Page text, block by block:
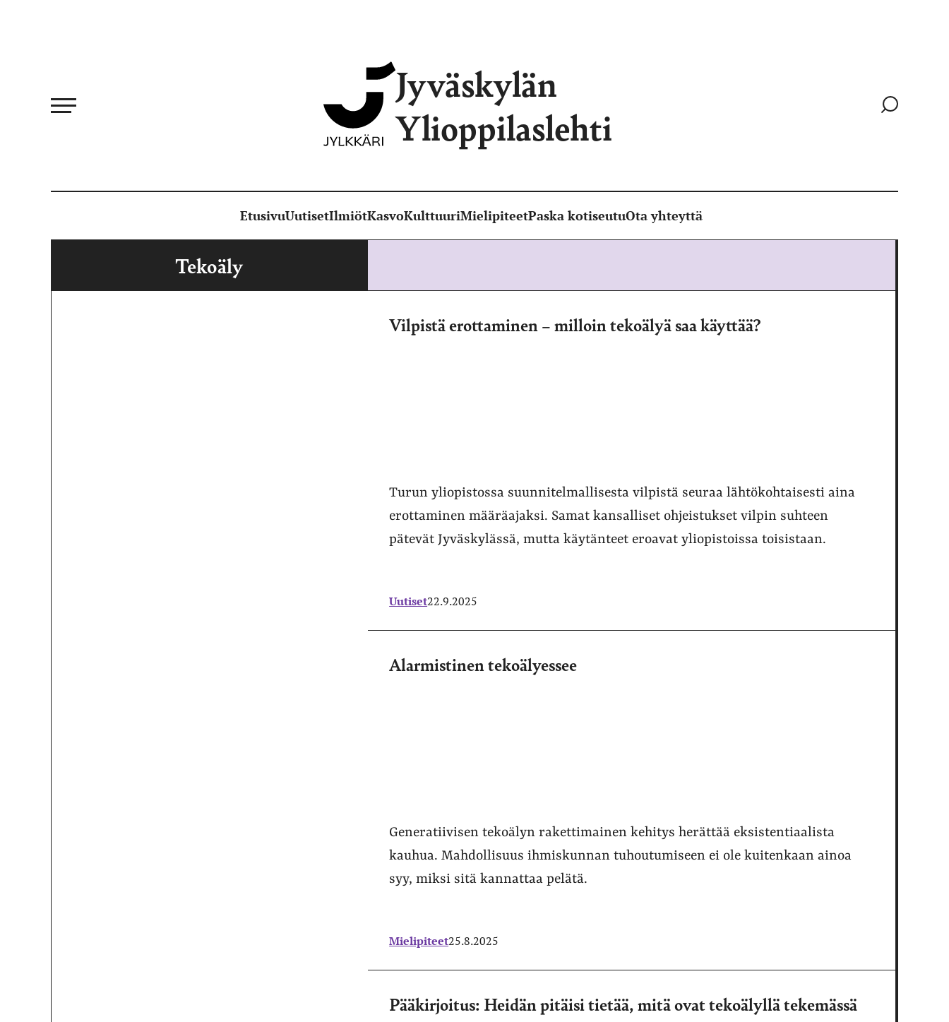
Jyväskylän
Ylioppilaslehti
Siirry
EtusivuUutisetIlmiötKasvoKulttuuriMielipiteetPaska kotiseutuOta yhteyttä
Tekoäly
Vilpistä erottaminen – milloin tekoälyä saa käyttää?
Turun yliopistossa suunnitelmallisesta vilpistä seuraa lähtökohtaisesti aina
erottaminen määräajaksi. Samat kansalliset ohjeistukset vilpin suhteen
pätevät Jyväskylässä, mutta käytänteet eroavat yliopistoissa toisistaan.
Uutiset22.9.2025
Alarmistinen tekoälyessee
Generatiivisen tekoälyn rakettimainen kehitys herättää eksistentiaalista
kauhua. Mahdollisuus ihmiskunnan tuhoutumiseen ei ole kuitenkaan ainoa
syy, miksi sitä kannattaa pelätä.
Mielipiteet25.8.2025
Pääkirjoitus: Heidän pitäisi tietää, mitä ovat tekoälyllä tekemässä